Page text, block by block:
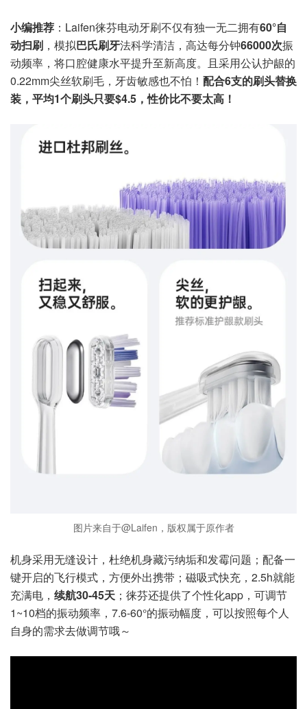
小编推荐 ：Laifen徕芬电动牙刷不仅有独一无二拥有60°自
动扫刷 ，模拟巴氏刷牙法科学清洁，高达每分钟66000次振
动频率，将口腔健康水平提升至新高度。且采用公认护龈的
0.22mm尖丝软刷毛，牙齿敏感也不怕！ 配合6支的刷头替换
装，平均1个刷头只要$4.5，性价比不要太高！
图片来自于@Laifen，版权属于原作者
机身采用无缝设计，杜绝机身藏污纳垢和发霉问题；配备一
键开启的飞行模式，方便外出携带；磁吸式快充，2.5h就能
充满电， 续航30-45天 ；徕芬还提供了个性化app，可调节
1~10档的振动频率，7.6-60°的振动幅度，可以按照每个人
自身的需求去做调节哦～